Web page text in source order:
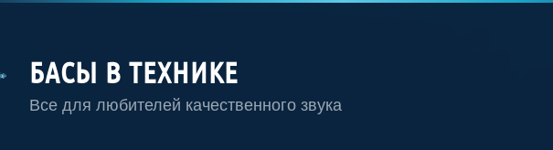
БАСЫ В ТЕХНИКЕ
Все для любителей качественного звука